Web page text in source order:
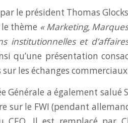
le président Thomas
thème « Marketing,
institutionnelles et
qu’une présentation
les échanges commerciaux
Générale a également
sur le FWI (pendant